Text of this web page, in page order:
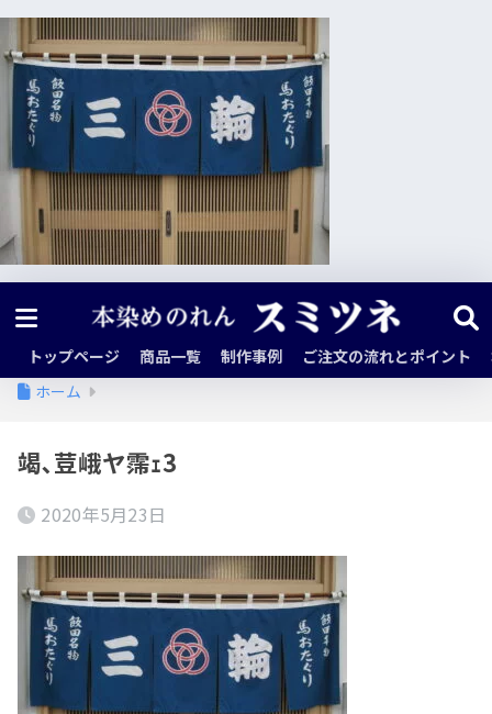
トップページ 商品一覧 制作事例 ご注文の流れとポイント
ホーム
竭､荳峨ヤ霈ｪ3
2020年5月23日